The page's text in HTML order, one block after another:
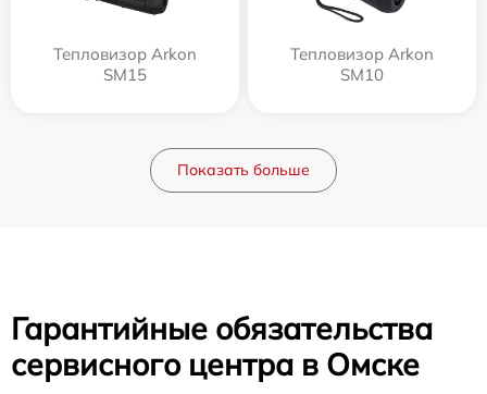
Тепловизор Arkon
SM15
Тепловизор Arkon
SM10
Показать больше
Гарантийные обязательства
сервисного центра в Омске